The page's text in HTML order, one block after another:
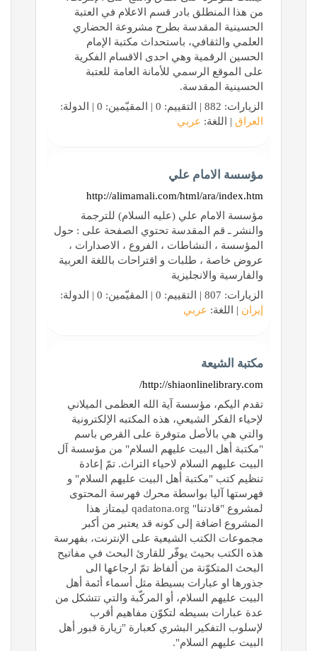
من هذا المنطلق بادر قسم الاعلام في العتبة
الحسينية المقدسة بطرح مشروعة الحضاري
العلمي والثقافي، باستحداث مكتبة الإمام
الحسين الرقمية وهي احدى الاقسام الفكرية
على الموقع الرسمي للأمانة العامة للعتبة
الحسينية المقدسة.
الزيارات: 882 | التقييم: 0 | المقيّمين: 0 | الدولة:
العراق | اللغة: عربي
مؤسسة الامام علي
http://alimamali.com/html/ara/index.htm
مؤسسة الامام علي (عليه السلام) للترجمة
والنشر ـ قم المقدسة تحتوي الصفحة على : حول
المؤسسة ، النشاطات ، الفروع ، الاصدارات ،
عروض خاصة ، طلبات و اقتراحات باللغة العربية
والفارسية والانجليزية
الزيارات: 807 | التقييم: 0 | المقيّمين: 0 | الدولة:
إيران | اللغة: عربي
مكتبة الشيعة
http://shiaonlinelibrary.com/
تقدم اليكم، مؤسسة آية الله العظمى الميلاني
لإحياء الفكر الشيعي، هذه المكتبه الإلكترونية
والتي هي بالأصل متوفرة على القرص باسم
"مكتبة أهل البيت عليهم السلام" من مؤسسة آل
البيت عليهم السلام لاحياء التراث. تمّ إعادة
تنظيم كتب "مكتبة أهل البيت عليهم السلام" و
فهرستها آليا بواسطة محرك فهرسة المحتوى
لمشروع "قادتنا" qadatona.org ليمتاز هذا
المشروع اضافة إلى كونه قد يعتبر من أكبر
مجموعات الكتب الشيعية على الإنترنت، بفهرسة
هذه الكتب بحيث يوفّر للقارئ البحث في مفاتيح
البحث المتكوّنة من ألفاظ تمّ ارجاعها الى
جذورها او عبارات بسيطة مثل أسماء أئمة أهل
البيت عليهم السلام، أو المركّبة والتي تتشكل من
عدة عبارات بسيطه لتكوّن مفاهيم أقرب
لإسلوب التفكير البشري كعبارة "زيارة قبور أهل
البيت عليهم السلام".